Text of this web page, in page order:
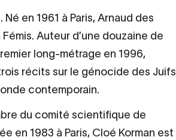
Né en 1961 à Paris, Arnaud des
Auteur d’une douzaine de
long-métrage en 1996,
récits sur le génocide des Juifs
contemporain.
du comité scientifique de
en 1983 à Paris, Cloé Korman est